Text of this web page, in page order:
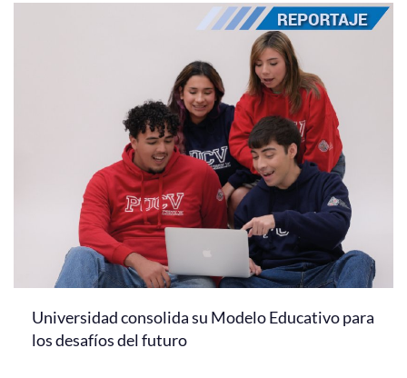
Universidad consolida su Modelo Educativo para
los desafíos del futuro